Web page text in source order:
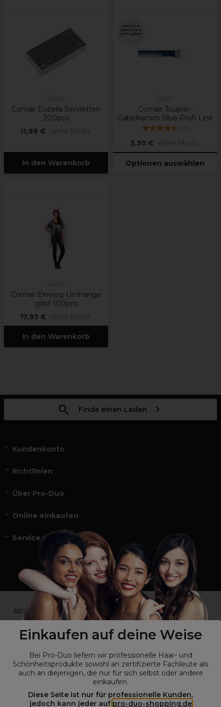
Einkaufen auf deine Weise
Bei Pro-Duo liefern wir professionelle Haar- und
Schönheitsprodukte sowohl an zertifizierte Fachleute als
auch an diejenigen, die nur für sich selbst oder andere
einkaufen.
Diese Seite ist nur für professionelle Kunden,
jedoch kann jeder auf pro-duo-shopping.de
Comair Euzella Servietten
200pcs
11,99 €
ohne MwSt.
In den Warenkorb
weitere
Optionen
verfügbar
Comair Toupier-
Gabelkamm Blue Profi Line
(13)
3,30 € ohne MwSt.
Optionen auswählen
Comair Einweg-Umhänge
glatt 100pcs
17,95 €
ohne MwSt.
In den Warenkorb
Finde einen Laden
Kundenkonto
Richtlinien
Über Pro-Duo
Online einkaufen
Service und Kontakt
*Du bist kein Profikunde?
BESUCHE
UNSERE WEBSEITE FÜR ENDVERBRAUCHER.*